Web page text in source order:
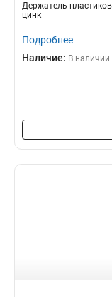
Держатель
цинк
Подробнее
Наличие: В наличии